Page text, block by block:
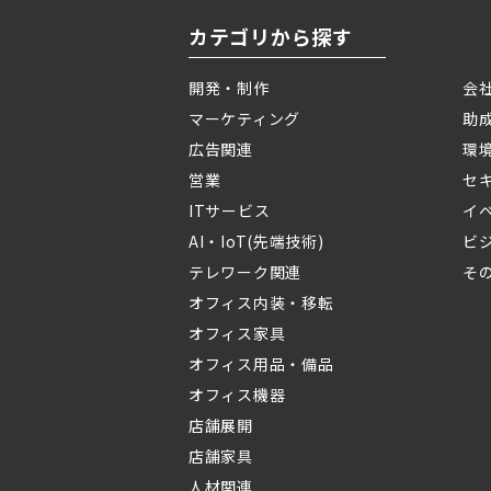
カテゴリから探す
開発・制作
マーケティング
広告関連
営業
ITサービス
AI・IoT(先端技術)
テレワーク関連
オフィス内装・移転
オフィス家具
オフィス用品・備品
オフィス機器
店舗展開
店舗家具
会
助
環
セ
イ
ビ
そ